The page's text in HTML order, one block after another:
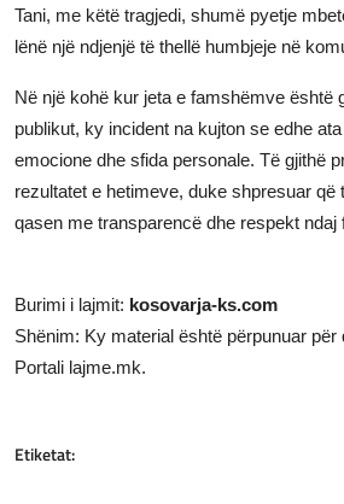
Tani, me këtë tragjedi, shumë pyetje
lënë një ndjenjë të thellë humbjeje në
Në një kohë kur jeta e famshëmve është
publikut, ky incident na kujton se edhe
emocione dhe sfida personale. Të gjithë
rezultatet e hetimeve, duke shpresuar që
qasen me transparencë dhe respekt ndaj
Burimi i lajmit: kosovarja-ks.com
Shënim: Ky material është përpunuar
Portali lajme.mk.
Etiketat: